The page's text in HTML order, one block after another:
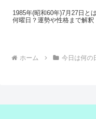
1985年(昭和60年)7月27日と
何曜日？運勢や性格まで解釈
ホーム 今日は何の